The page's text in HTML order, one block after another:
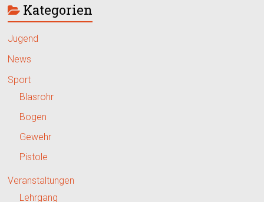
Kategorien
Jugend
News
Sport
Blasrohr
Bogen
Gewehr
Pistole
Veranstaltungen
Lehrgang